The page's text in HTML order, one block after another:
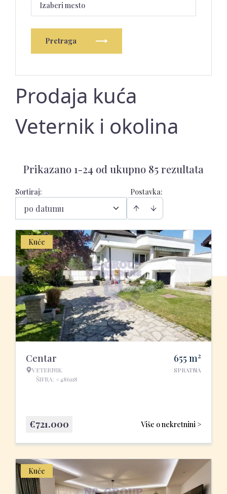
Izaberi mesto
Pretraga
Prodaja kuća
Veternik i okolina
Prikazano 1-24 od ukupno 85 rezultata
Postavka:
Sortiraj:
po datumu
Kuće
Centar
VETERNIK
ŠIFRA: #486118
655 m2
SPRATNA
Više o nekretnini >
€721.000
Kuće